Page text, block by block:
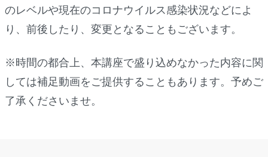
のレベルや現在のコロナウイルス感染状況などによ
り、前後したり、変更となることもございます。
※時間の都合上、本講座で盛り込めなかった内容に関
しては補足動画をご提供することもあります。予めご
了承くださいませ。